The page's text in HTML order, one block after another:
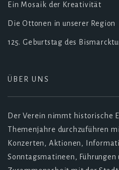
Ein Mosaik der Kreativität
Die Ottonen in unserer Region
125. Geburtstag des
ÜBER UNS
Der Verein nimmt historische
Themenjahre durchzuführen
Konzerten, Aktionen,
Sonntagsmatineen, Führungen